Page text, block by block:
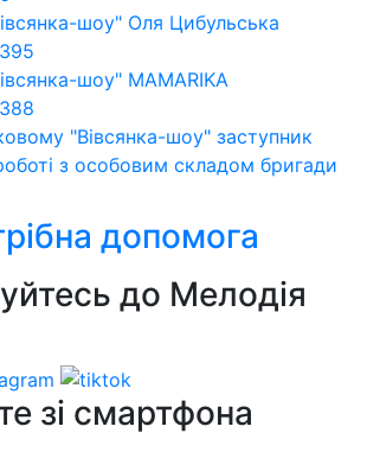
шоу" Оля Цибульська
395
шоу" MAMARIKA
388
"Вівсянка-шоу" заступник
з особовим складом бригади
допомога
до Мелодія
зі смартфона